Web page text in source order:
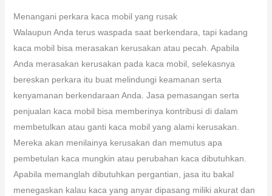
Menangani perkara kaca mobil yang rusak
Walaupun Anda terus waspada saat berkendara, tapi kadang
kaca mobil bisa merasakan kerusakan atau pecah. Apabila
Anda merasakan kerusakan pada kaca mobil, selekasnya
bereskan perkara itu buat melindungi keamanan serta
kenyamanan berkendaraan Anda. Jasa pemasangan serta
penjualan kaca mobil bisa memberinya kontribusi di dalam
membetulkan atau ganti kaca mobil yang alami kerusakan.
Mereka akan menilainya kerusakan dan memutus apa
pembetulan kaca mungkin atau perubahan kaca dibutuhkan.
Apabila memanglah dibutuhkan pergantian, jasa itu bakal
menegaskan kalau kaca yang anyar dipasang miliki akurat dan